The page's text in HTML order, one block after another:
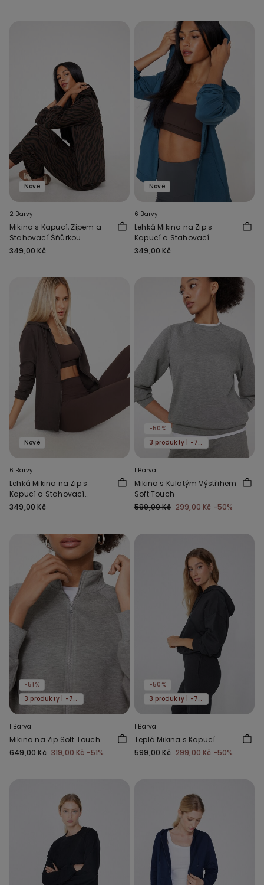
Nové
2 Barvy
Mikina s Kapucí, Zipem a
Stahovací Šňůrkou
349,00 Kč
Nové
6 Barvy
Lehká Mikina na Zip s
Kapucí a Stahovací
Šňůrkou
349,00 Kč
Nové
6 Barvy
Lehká Mikina na Zip s
Kapucí a Stahovací
Šňůrkou
349,00 Kč
-50%
3 produkty | -70%
1 Barva
Mikina s Kulatým Výstřihem
Soft Touch
599,00 Kč 299,00 Kč -50%
-51%
3 produkty | -70%
1 Barva
Mikina na Zip Soft Touch
649,00 Kč 319,00 Kč -51%
-50%
3 produkty | -70%
1 Barva
Teplá Mikina s Kapucí
599,00 Kč 299,00 Kč -50%